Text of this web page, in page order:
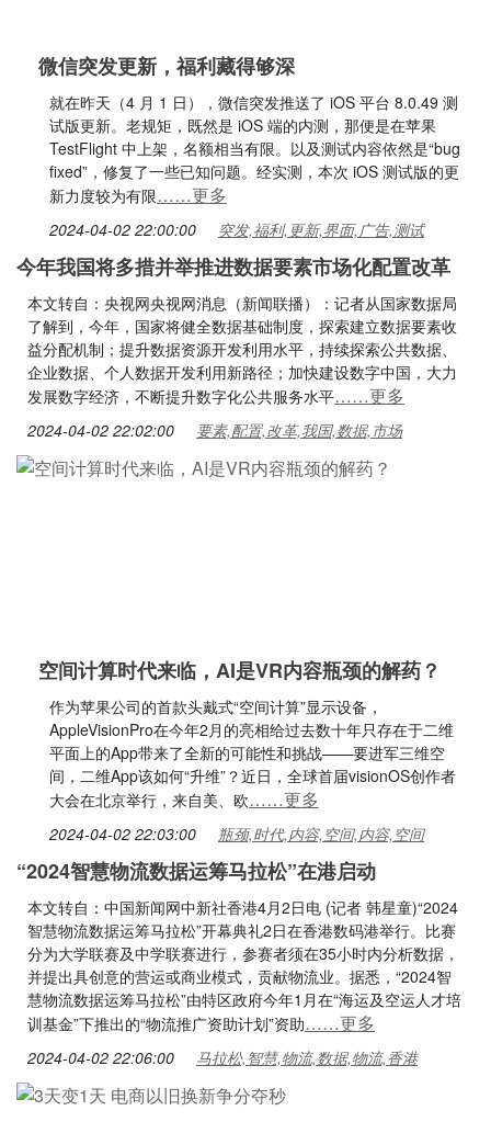
微信突发更新，福利藏得够深
就在昨天（4 月 1 日），微信突发推送了 iOS 平台 8.0.49 测
试版更新。老规矩，既然是 iOS 端的内测，那便是在苹果
TestFlight 中上架，名额相当有限。以及测试内容依然是“bug
fixed”，修复了一些已知问题。经实测，本次 iOS 测试版的更
新力度较为有限……更多
2024-04-02 22:00:00 突发,福利,更新,界面,广告,测试
今年我国将多措并举推进数据要素市场化配置改革
本文转自：央视网央视网消息（新闻联播）：记者从国家数据局
了解到，今年，国家将健全数据基础制度，探索建立数据要素收
益分配机制；提升数据资源开发利用水平，持续探索公共数据、
企业数据、个人数据开发利用新路径；加快建设数字中国，大力
发展数字经济，不断提升数字化公共服务水平……更多
2024-04-02 22:02:00 要素,配置,改革,我国,数据,市场
空间计算时代来临，AI是VR内容瓶颈的解药？
作为苹果公司的首款头戴式“空间计算”显示设备，
AppleVisionPro在今年2月的亮相给过去数十年只存在于二维
平面上的App带来了全新的可能性和挑战——要进军三维空
间，二维App该如何“升维”？近日，全球首届visionOS创作者
大会在北京举行，来自美、欧……更多
2024-04-02 22:03:00 瓶颈,时代,内容,空间,内容,空间
“2024智慧物流数据运筹马拉松”在港启动
本文转自：中国新闻网中新社香港4月2日电 (记者 韩星童)“2024
智慧物流数据运筹马拉松”开幕典礼2日在香港数码港举行。比赛
分为大学联赛及中学联赛进行，参赛者须在35小时内分析数据，
并提出具创意的营运或商业模式，贡献物流业。据悉，“2024智
慧物流数据运筹马拉松”由特区政府今年1月在“海运及空运人才培
训基金”下推出的“物流推广资助计划”资助……更多
2024-04-02 22:06:00 马拉松,智慧,物流,数据,物流,香港